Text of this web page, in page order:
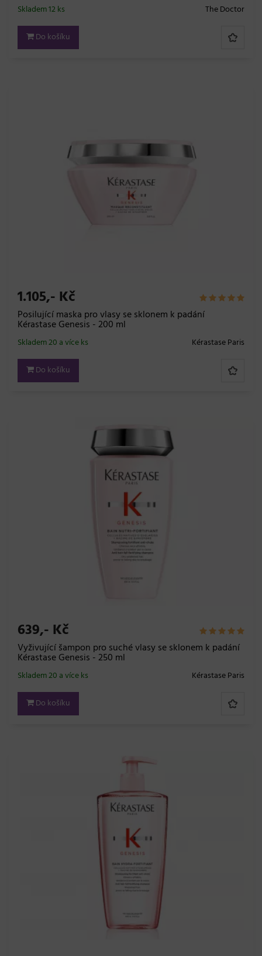
The Doctor
Skladem 12 ks
Do košíku
1.105,- Kč
Posilující maska pro vlasy se sklonem k padání
Kérastase Genesis - 200 ml
Kérastase Paris
Skladem 20 a více ks
Do košíku
639,- Kč
Vyživující šampon pro suché vlasy se sklonem k padání
Kérastase Genesis - 250 ml
Kérastase Paris
Skladem 20 a více ks
Do košíku